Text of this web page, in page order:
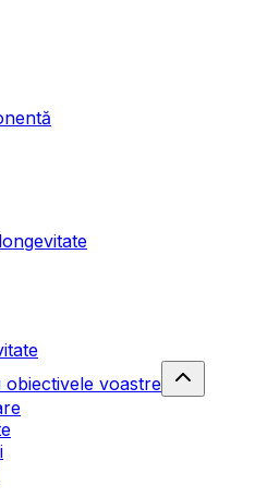
voastre